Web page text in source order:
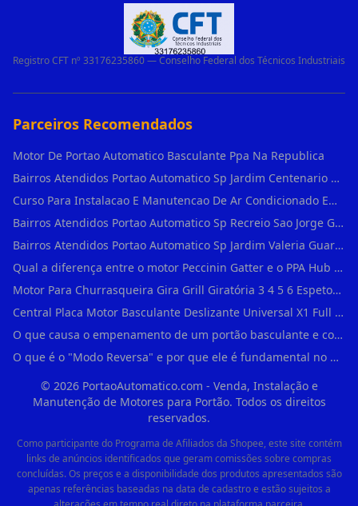
Registro CFT nº 33176235860 — Conselho Federal dos Técnicos Industriais
Parceiros Recomendados
Motor De Portao Automatico Basculante Ppa Na Republica
Bairros Atendidos Portao Automatico Sp Jardim Centenario Guarulhos Sp Motor Para Portao Automatico Eletronico
Curso Para Instalacao E Manutencao De Ar Condicionado Em Sao Paulo
Bairros Atendidos Portao Automatico Sp Recreio Sao Jorge Guarulhos Sp Motor Para Portao Automatico Eletronico
Bairros Atendidos Portao Automatico Sp Jardim Valeria Guarulhos Sp Motor Para Portao Automatico Eletronico
Qual a diferença entre o motor Peccinin Gatter e o PPA Hub em Vila Romana?
Motor Para Churrasqueira Gira Grill Giratória 3 4 5 6 Espetos Gme Maxtorque Bivo em Cidade Dutra
Central Placa Motor Basculante Deslizante Universal X1 Full Range 433mhz em Vila Prudente
O que causa o empenamento de um portão basculante e como evitar em Campo Belo?
O que é o "Modo Reversa" e por que ele é fundamental no dia a dia em Itapevi?
© 2026PortaoAutomatico.com - Venda, Instalação e
Manutenção de Motores para Portão. Todos os direitos
reservados.
Como participante do Programa de Afiliados da Shopee, este site contém
links de anúncios identificados que geram comissões sobre compras
concluídas. Os preços e a disponibilidade dos produtos apresentados são
apenas referências baseadas na data de cadastro e estão sujeitos a